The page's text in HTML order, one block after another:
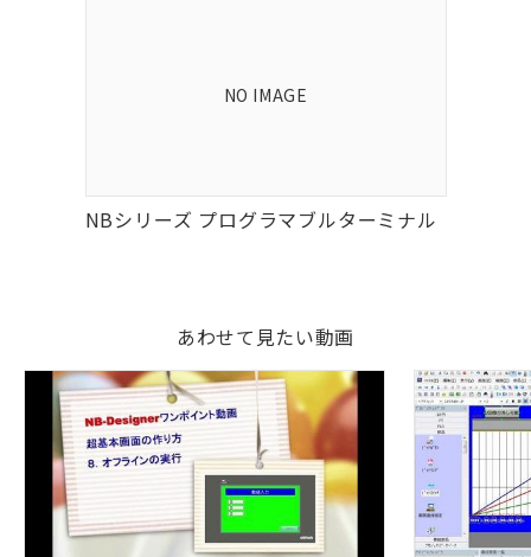
NO IMAGE
NBシリーズ プログラマブルターミナル
あわせて見たい動画